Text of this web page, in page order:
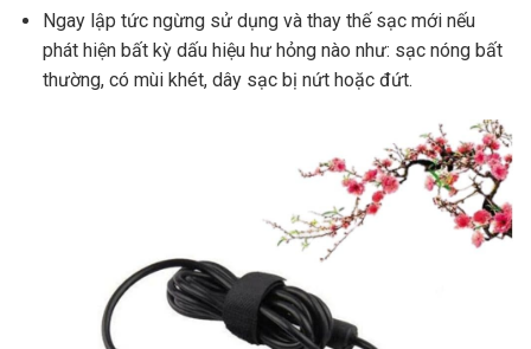
Ngay lập tức ngừng sử dụng và thay thế sạc mới nếu
phát hiện bất kỳ dấu hiệu hư hỏng nào như: sạc nóng bất
thường, có mùi khét, dây sạc bị nứt hoặc đứt.